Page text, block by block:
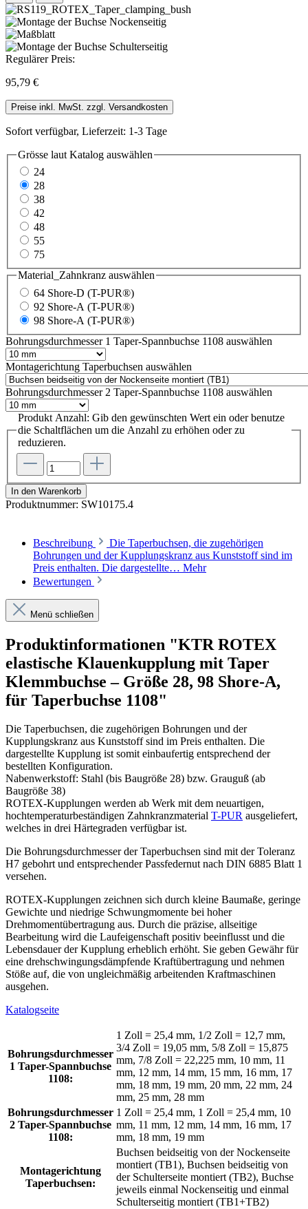
Regulärer Preis:
95,79 €
Preise inkl. MwSt. zzgl. Versandkosten
Sofort verfügbar, Lieferzeit: 1-3 Tage
Grösse laut Katalog auswählen
24
28
38
42
48
55
75
Material_Zahnkranz auswählen
64 Shore-D (T-PUR®)
92 Shore-A (T-PUR®)
98 Shore-A (T-PUR®)
Bohrungsdurchmesser 1 Taper-Spannbuchse 1108 auswählen
Montagerichtung Taperbuchsen auswählen
Bohrungsdurchmesser 2 Taper-Spannbuchse 1108 auswählen
Produkt Anzahl: Gib den gewünschten Wert ein oder benutze
die Schaltflächen um die Anzahl zu erhöhen oder zu
reduzieren.
In den Warenkorb
Produktnummer: SW10175.4
Beschreibung
Die Taperbuchsen, die zugehörigen
Bohrungen und der Kupplungskranz aus Kunststoff sind im
Preis enthalten. Die dargestellte… Mehr
Bewertungen
Menü schließen
Produktinformationen "KTR ROTEX
elastische Klauenkupplung mit Taper
Klemmbuchse – Größe 28, 98 Shore-A,
für Taperbuchse 1108"
Die Taperbuchsen, die zugehörigen Bohrungen und der
Kupplungskranz aus Kunststoff sind im Preis enthalten. Die
dargestellte Kupplung ist somit einbaufertig entsprechend der
bestellten Konfiguration.
Nabenwerkstoff: Stahl (bis Baugröße 28) bzw. Grauguß (ab
Baugröße 38)
ROTEX-Kupplungen werden ab Werk mit dem neuartigen,
hochtemperaturbeständigen Zahnkranzmaterial T-PUR ausgeliefert,
welches in drei Härtegraden verfügbar ist.
Die Bohrungsdurchmesser der Taperbuchsen sind mit der Toleranz
H7 gebohrt und entsprechender Passfedernut nach DIN 6885 Blatt 1
versehen.
ROTEX-Kupplungen zeichnen sich durch kleine Baumaße, geringe
Gewichte und niedrige Schwungmomente bei hoher
Drehmomentübertragung aus. Durch die präzise, allseitige
Bearbeitung wird die Laufeigenschaft positiv beeinflusst und die
Lebensdauer der Kupplung erheblich erhöht. Sie geben Gewähr für
eine drehschwingungsdämpfende Kraftübertragung und nehmen
Stöße auf, die von ungleichmäßig arbeitenden Kraftmaschinen
ausgehen.
Katalogseite
Bohrungsdurchmesser
1 Taper-Spannbuchse
1108:
1 Zoll = 25,4 mm, 1/2 Zoll = 12,7 mm,
3/4 Zoll = 19,05 mm, 5/8 Zoll = 15,875
mm, 7/8 Zoll = 22,225 mm, 10 mm, 11
mm, 12 mm, 14 mm, 15 mm, 16 mm, 17
mm, 18 mm, 19 mm, 20 mm, 22 mm, 24
mm, 25 mm, 28 mm
Bohrungsdurchmesser
2 Taper-Spannbuchse
1108:
1 Zoll = 25,4 mm, 1 Zoll = 25,4 mm, 10
mm, 11 mm, 12 mm, 14 mm, 16 mm, 17
mm, 18 mm, 19 mm
Montagerichtung
Taperbuchsen:
Buchsen beidseitig von der Nockenseite
montiert (TB1), Buchsen beidseitig von
der Schulterseite montiert (TB2), Buchse
jeweils einmal Nockenseitig und einmal
Schulterseitig montiert (TB1+TB2)